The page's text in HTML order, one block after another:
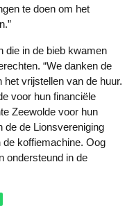
te doen om het
“We danken de
vrijstellen van de huur.
voor hun financiële
Zeewolde voor hun
de de Lionsvereniging
koffiemachine. Oog
ondersteund in de